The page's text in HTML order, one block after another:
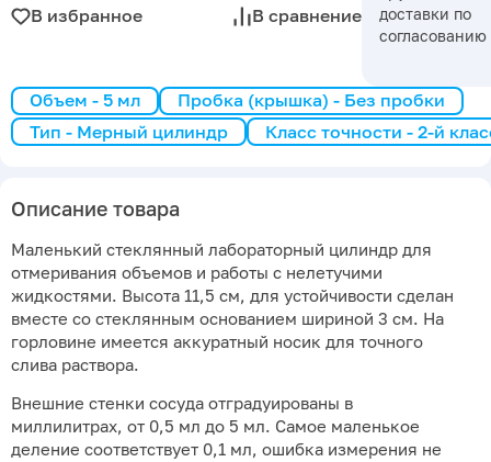
В избранное В сравнение
доставки по
согласованию
Объем - 5 мл
Пробка (крышка) - Без пробки
Тип - Мерный цилиндр
Класс точности - 2-й
Описание товара
Маленький стеклянный лабораторный цилиндр для
отмеривания объемов и работы с нелетучими
жидкостями. Высота 11,5 см, для устойчивости сделан
вместе со стеклянным основанием шириной 3 см. На
горловине имеется аккуратный носик для точного
слива раствора.
Внешние стенки сосуда отградуированы в
миллилитрах, от 0,5 мл до 5 мл. Самое маленькое
деление соответствует 0,1 мл, ошибка измерения не